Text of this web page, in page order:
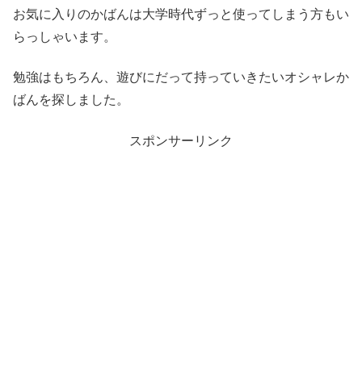
お気に入りのかばんは大学時代ずっと使ってしまう方もい
らっしゃいます。
勉強はもちろん、遊びにだって持っていきたいオシャレか
ばんを探しました。
スポンサーリンク